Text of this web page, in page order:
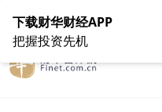
在线客服 关于我们
下载财华财经APP
把握投资先机